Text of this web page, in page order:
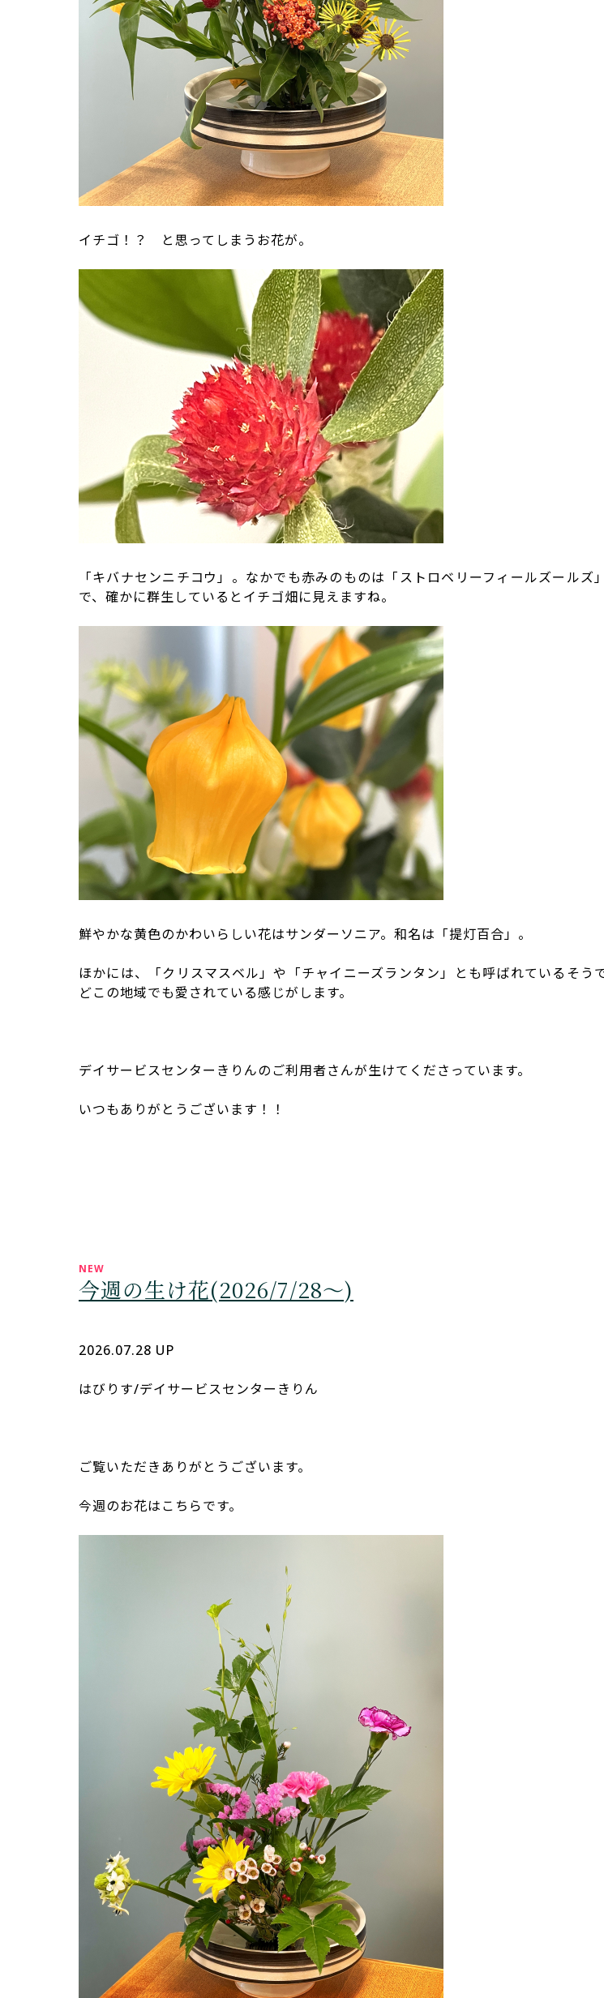
イチゴ！？ と思ってしまうお花が。
「キバナセンニチコウ」。なかでも赤みのものは「ストロベリーフィールズールズ
で、確かに群生しているとイチゴ畑に見えますね。
鮮やかな黄色のかわいらしい花はサンダーソニア。和名は「提灯百合」。
ほかには、「クリスマスベル」や「チャイニーズランタン」とも呼ばれているそう
どこの地域でも愛されている感じがします。
デイサービスセンターきりんのご利用者さんが生けてくださっています。
いつもありがとうございます！！
今週の生け花(2026/7/28～)
2026.07.28 UP
はびりす/デイサービスセンターきりん
ご覧いただきありがとうございます。
今週のお花はこちらです。